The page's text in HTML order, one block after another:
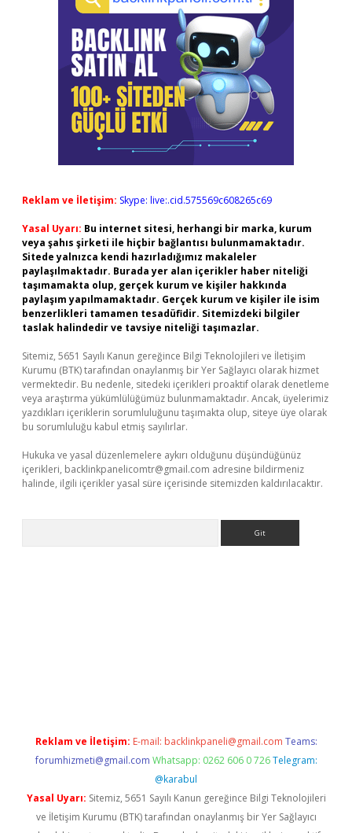
Reklam ve İletişim: Skype: live:.cid.575569c608265c69
Yasal Uyarı: Bu internet sitesi, herhangi bir marka, kurum
veya şahıs şirketi ile hiçbir bağlantısı bulunmamaktadır.
Sitede yalnızca kendi hazırladığımız makaleler
paylaşılmaktadır. Burada yer alan içerikler haber niteliği
taşımamakta olup, gerçek kurum ve kişiler hakkında
paylaşım yapılmamaktadır. Gerçek kurum ve kişiler ile isim
benzerlikleri tamamen tesadüfidir. Sitemizdeki bilgiler
taslak halindedir ve tavsiye niteliği taşımazlar.
Sitemiz, 5651 Sayılı Kanun gereğince Bilgi Teknolojileri ve İletişim
Kurumu (BTK) tarafından onaylanmış bir Yer Sağlayıcı olarak hizmet
vermektedir. Bu nedenle, sitedeki içerikleri proaktif olarak denetleme
veya araştırma yükümlülüğümüz bulunmamaktadır. Ancak, üyelerimiz
yazdıkları içeriklerin sorumluluğunu taşımakta olup, siteye üye olarak
bu sorumluluğu kabul etmiş sayılırlar.
Hukuka ve yasal düzenlemelere aykırı olduğunu düşündüğünüz
içerikleri, backlinkpanelicomtr@gmail.com adresine bildirmeniz
halinde, ilgili içerikler yasal süre içerisinde sitemizden kaldırılacaktır.
Reklam ve İletişim: E-mail: backlinkpaneli@gmail.com Teams:
forumhizmeti@gmail.com Whatsapp: 0262 606 0 726 Telegram:
@karabul
Yasal Uyarı: Sitemiz, 5651 Sayılı Kanun gereğince Bilgi Teknolojileri
ve İletişim Kurumu (BTK) tarafından onaylanmış bir Yer Sağlayıcı